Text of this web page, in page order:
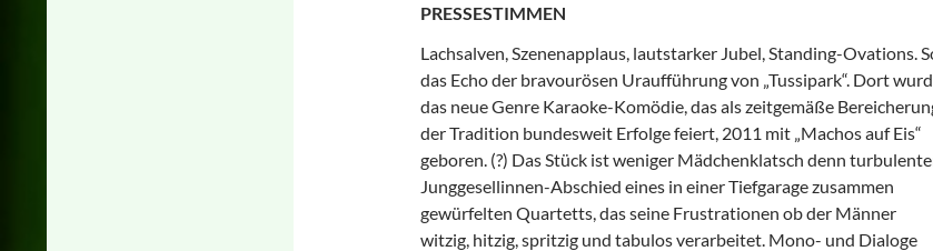
PRESSESTIMMEN
Lachsalven, Szenenapplaus, lautstarker Jubel, Standing-Ovations.
das Echo der bravourösen Uraufführung von „Tussipark“. Dort
das neue Genre Karaoke-Komödie, das als zeitgemäße
der Tradition bundesweit Erfolge feiert, 2011 mit „Machos auf Eis“
geboren. (?) Das Stück ist weniger Mädchenklatsch denn
Junggesellinnen-Abschied eines in einer Tiefgarage zusammen
gewürfelten Quartetts, das seine Frustrationen ob der Männer
witzig, hitzig, spritzig und tabulos verarbeitet. Mono- und Dialoge